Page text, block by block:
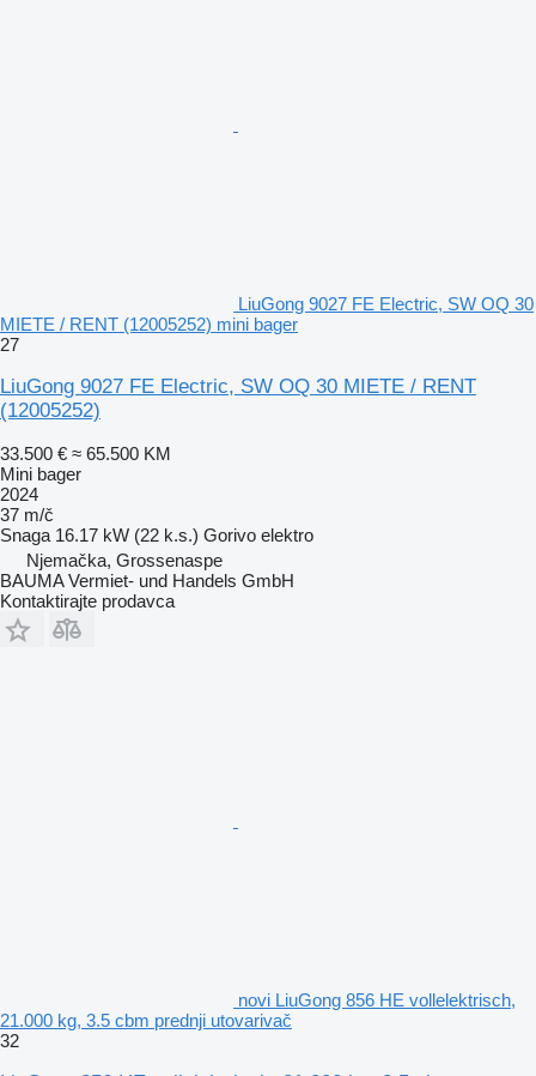
LiuGong 9027 FE Electric, SW OQ 30
MIETE / RENT (12005252) mini bager
27
LiuGong 9027 FE Electric, SW OQ 30 MIETE / RENT
(12005252)
33.500 € ≈ 65.500 KM
Mini bager
2024
37 m/č
Snaga 16.17 kW (22 k.s.) Gorivo elektro
Njemačka, Grossenaspe
BAUMA Vermiet- und Handels GmbH
Kontaktirajte prodavca
novi LiuGong 856 HE vollelektrisch,
21.000 kg, 3.5 cbm prednji utovarivač
32